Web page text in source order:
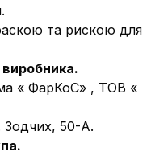
та рискою для
« ФарКоС» , ТОВ «
Зодчих, 50-А.